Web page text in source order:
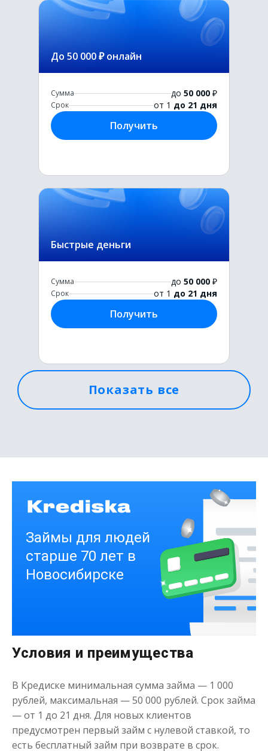
До 50 000 ₽ онлайн
Сумма до 50 000 ₽
Срок от 1 до 21 дня
Получить
Быстрые деньги
Сумма до 50 000 ₽
Срок от 1 до 21 дня
Получить
Срок от 1до 21 дня
Получить
Сумма до50 000
Получить
Показать все
Условия и преимущества
В Кредиске минимальная сумма займа — 1 000
рублей, максимальная — 50 000 рублей. Срок займа
— от 1 до 21 дня. Для новых клиентов
предусмотрен первый займ с нулевой ставкой, то
есть бесплатный займ при возврате в срок.